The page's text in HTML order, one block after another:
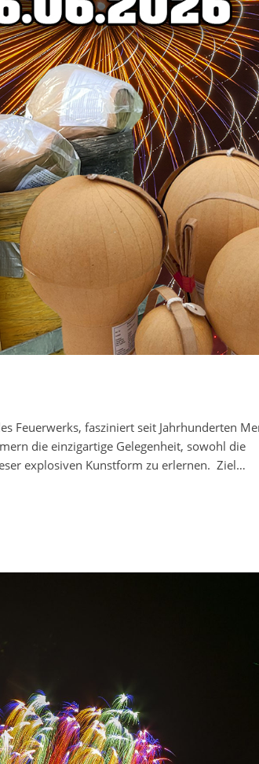
Feuerwerks, fasziniert seit Jahrhunderten
die einzigartige Gelegenheit, sowohl die
explosiven Kunstform zu erlernen. Ziel…